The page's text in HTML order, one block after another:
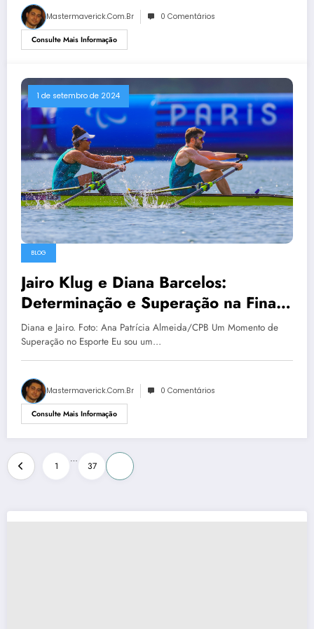
Mastermaverick.com.br 0 Comentários
Consulte Mais Informação
1 de setembro de 2024
BLOG
Jairo Klug e Diana Barcelos:
Determinação e Superação na Final
das Duplas Mistas no Remo
Paralímpico
Diana e Jairo. Foto: Ana Patrícia Almeida/CPB Um Momento de
Superação no Esporte Eu sou um…
Mastermaverick.com.br 0 Comentários
Consulte Mais Informação
Paginação
de
posts
1
…
37